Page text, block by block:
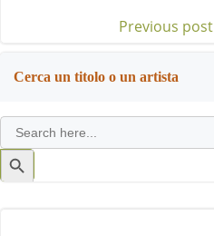
Post
navigation
Previous post
Cerca un titolo o un artista
Search
for:
Search
Button